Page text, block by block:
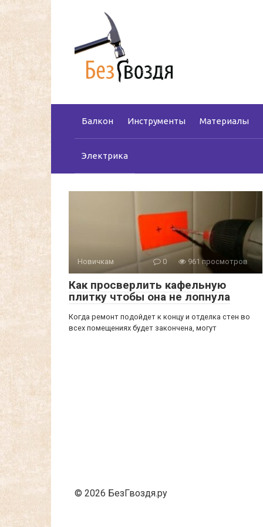
к
Балкон Инструменты Материалы
Электрика
Новичкам 0 961 просмотров
Как просверлить кафельную
плитку чтобы она не лопнула
Когда ремонт подойдет к концу и отделка стен во
всех помещениях будет закончена, могут
© 2026 БезГвоздя.ру